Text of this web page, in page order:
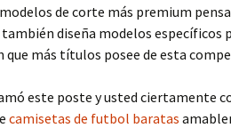
de corte más premium
diseña modelos específicos
que más títulos posee de esta
este poste y usted ciertamente
camisetas de futbol baratas